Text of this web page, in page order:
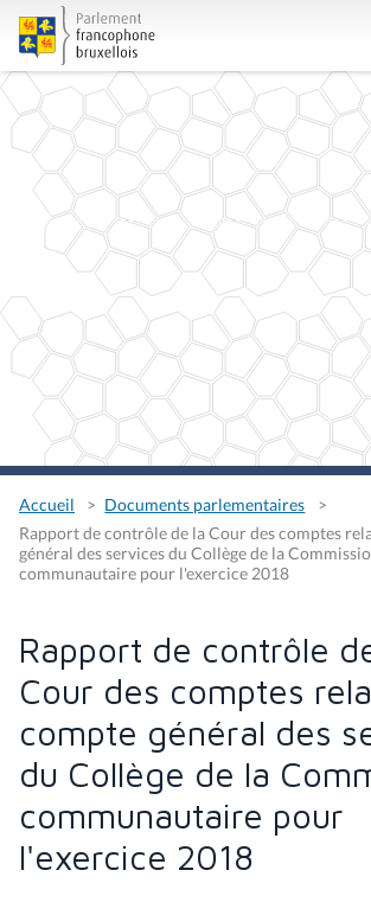
Accueil
Documents parlementaires
Rapport de contrôle de la Cour des comptes
général des services du Collège de la
communautaire pour l'exercice 2018
Rapport de contrôle
Cour des comptes
compte général des
du Collège de la
communautaire pour
l'exercice 2018